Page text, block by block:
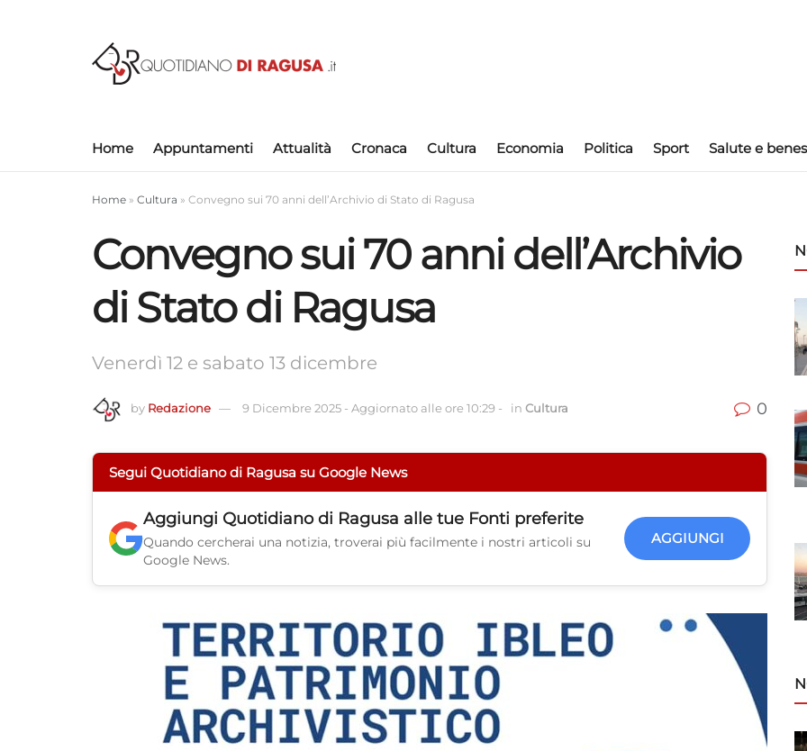
Home Appuntamenti Attualità Cronaca Cultura Economia Politica Sport Salute e
Home » Cultura » Convegno sui 70 anni dell’Archivio di Stato di Ragusa
Convegno sui 70 anni dell’Archivio
di Stato di Ragusa
Venerdì 12 e sabato 13 dicembre
by Redazione 9 Dicembre 2025 - Aggiornato alle ore 10:29 - in Cultura 0
Segui Quotidiano di Ragusa su Google News
Aggiungi Quotidiano di Ragusa alle tue Fonti preferite
Quando cercherai una notizia, troverai più facilmente i nostri articoli su
Google News.
AGGIUNGI